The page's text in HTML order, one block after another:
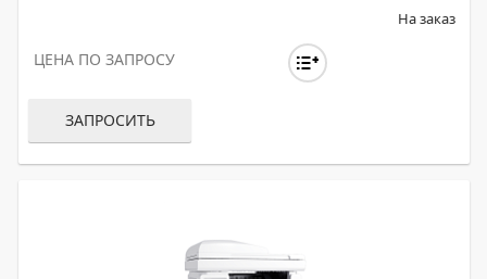
На заказ
ЦЕНА ПО ЗАПРОСУ
ЗАПРОСИТЬ